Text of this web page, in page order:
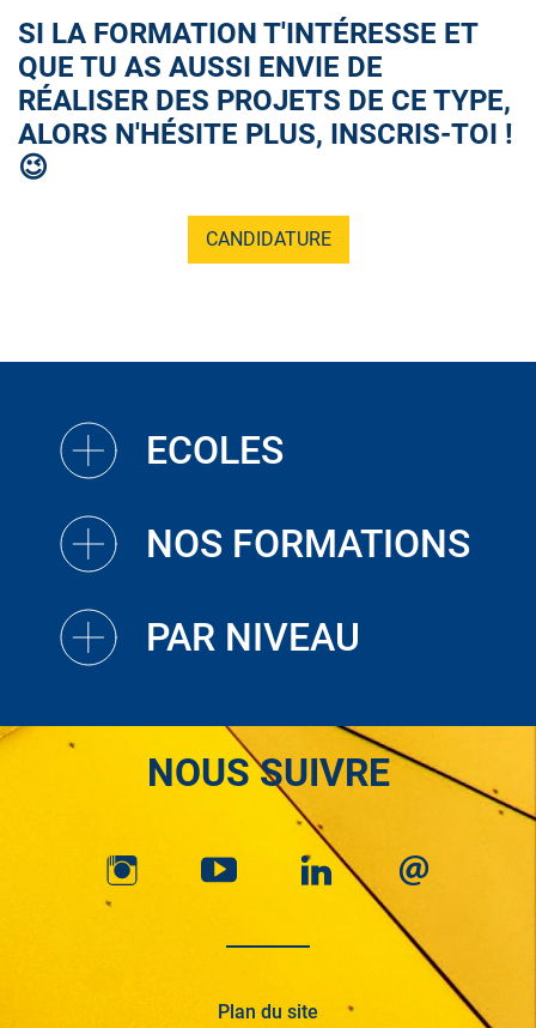
SI LA FORMATION T'INTÉRESSE ET
QUE TU AS AUSSI ENVIE DE
RÉALISER DES PROJETS DE CE TYPE,
ALORS N'HÉSITE PLUS, INSCRIS-TOI !
😉
CANDIDATURE
ECOLES
NOS FORMATIONS
PAR NIVEAU
NOUS SUIVRE
Plan du site